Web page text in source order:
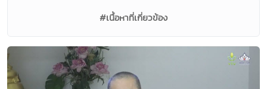
#เนื้อหาที่เกี่ยวข้อง